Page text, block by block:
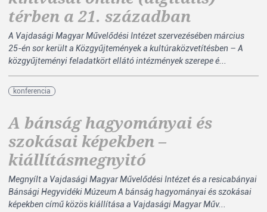
térben a 21. században
A Vajdasági Magyar Művelődési Intézet szervezésében március
25-én sor került a Közgyűjtemények a kultúraközvetítésben – A
közgyűjteményi feladatkört ellátó intézmények szerepe é...
konferencia
A bánság hagyományai és
szokásai képekben –
kiállításmegnyitó
Megnyílt a Vajdasági Magyar Művelődési Intézet és a resicabányai
Bánsági Hegyvidéki Múzeum A bánság hagyományai és szokásai
képekben című közös kiállítása a Vajdasági Magyar Műv...